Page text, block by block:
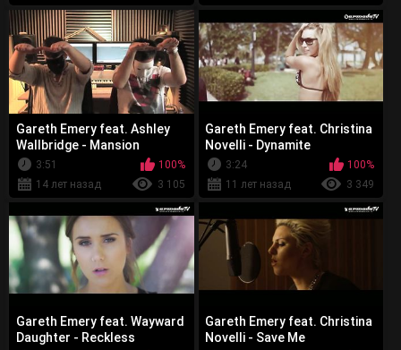
Gareth Emery feat. Ashley
Wallbridge - Mansion
3:51
100%
14 лет назад
3 105
Gareth Emery feat. Christina
Novelli - Dynamite
3:24
100%
11 лет назад
3 349
Gareth Emery feat. Wayward
Daughter - Reckless
Gareth Emery feat. Christina
Novelli - Save Me